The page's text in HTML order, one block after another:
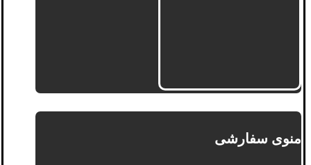
منوی سفارشی